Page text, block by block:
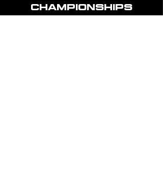
Championships